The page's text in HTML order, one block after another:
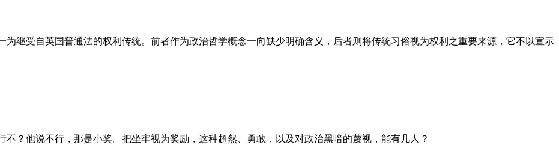
为继受自英国普通法的权利传统。前者作为政治哲学概念一向缺少明确含义，后者则将传统习俗视为权利之重要来源，它不以宣示
？他说不行，那是小奖。把坐牢视为奖励，这种超然、勇敢，以及对政治黑暗的蔑视，能有几人？